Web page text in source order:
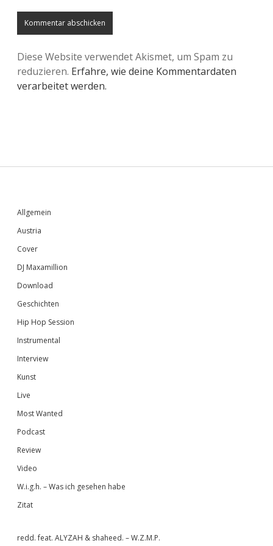
Diese Website verwendet Akismet, um Spam zu
reduzieren. Erfahre, wie deine Kommentardaten
verarbeitet werden.
Sidebar
Allgemein
Austria
Cover
DJ Maxamillion
Download
Geschichten
Hip Hop Session
Instrumental
Interview
Kunst
Live
Most Wanted
Podcast
Review
Video
W.i.g.h. – Was ich gesehen habe
Zitat
redd. feat. ALYZAH & shaheed. – W.Z.M.P.